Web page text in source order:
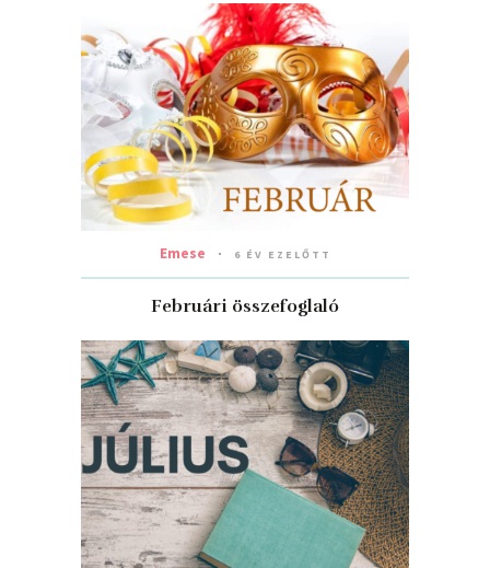
Emese 6 ÉV EZELŐTT
Februári összefoglaló